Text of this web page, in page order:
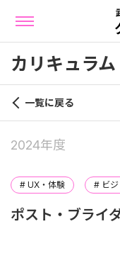
カリキュラム
一覧に戻る
2024年度
# UX・体験 # ビジ
ポスト・ブライ